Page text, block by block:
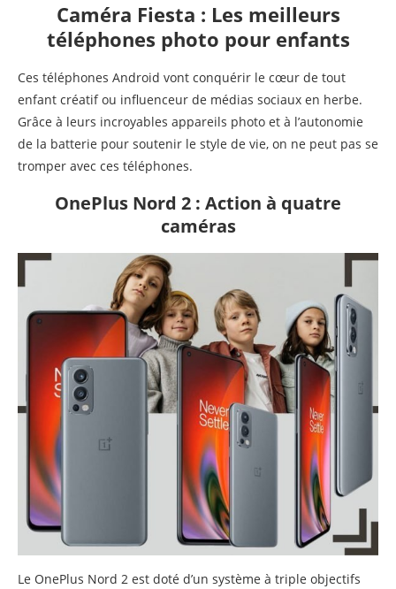
Caméra Fiesta : Les meilleurs
téléphones photo pour enfants
Ces téléphones Android vont conquérir le cœur de tout
enfant créatif ou influenceur de médias sociaux en herbe.
Grâce à leurs incroyables appareils photo et à l’autonomie
de la batterie pour soutenir le style de vie, on ne peut pas se
tromper avec ces téléphones.
OnePlus Nord 2 : Action à quatre
caméras
Le OnePlus Nord 2 est doté d’un système à triple objectifs